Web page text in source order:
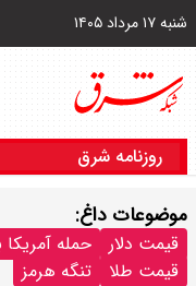
شنبه ۱۷ مرداد ۱۴۰۵
روزنامه شرق
موضوعات داغ:
قیمت دلار حمله آمریکا
قیمت طلا
تنگه هرمز